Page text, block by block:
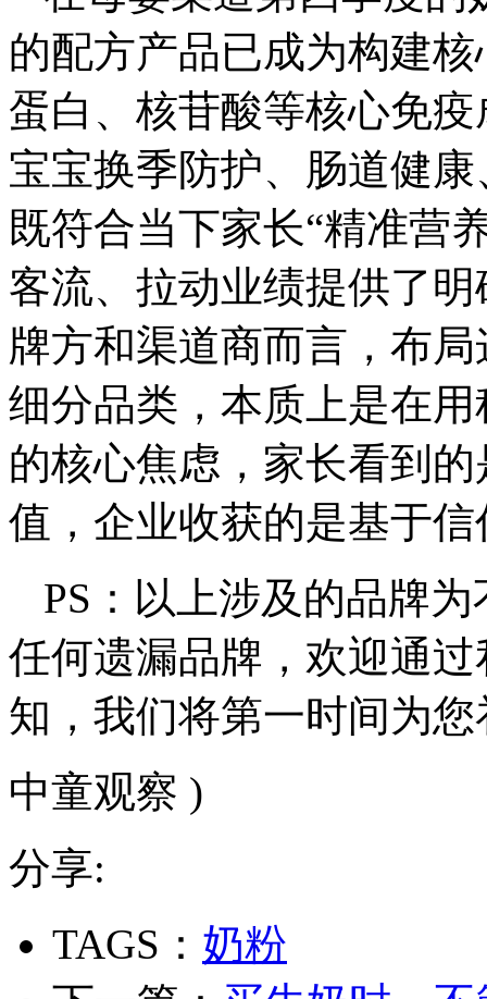
的配方产品已成为构建
蛋白、核苷酸等核心免
宝宝换季防护、肠道健
既符合当下家长“精准营
客流、拉动业绩提供了
牌方和渠道商而言，布
细分品类，本质上是在
的核心焦虑，家长看到
值，企业收获的是基于
PS：以上涉及的品牌
任何遗漏品牌，欢迎通
知，我们将第一时间为
中童观察 )
分享:
TAGS： 奶粉